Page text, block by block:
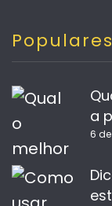
Populares
a
6